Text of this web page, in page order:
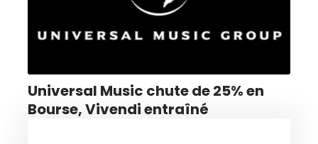
Universal Music chute de 25% en
Bourse, Vivendi entraîné